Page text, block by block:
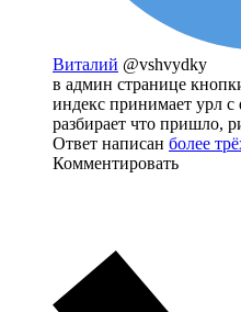
Виталий @vshvydky
в админ странице
индекс принимает урл с
разбирает что пришло,
Ответ написан более
Комментировать